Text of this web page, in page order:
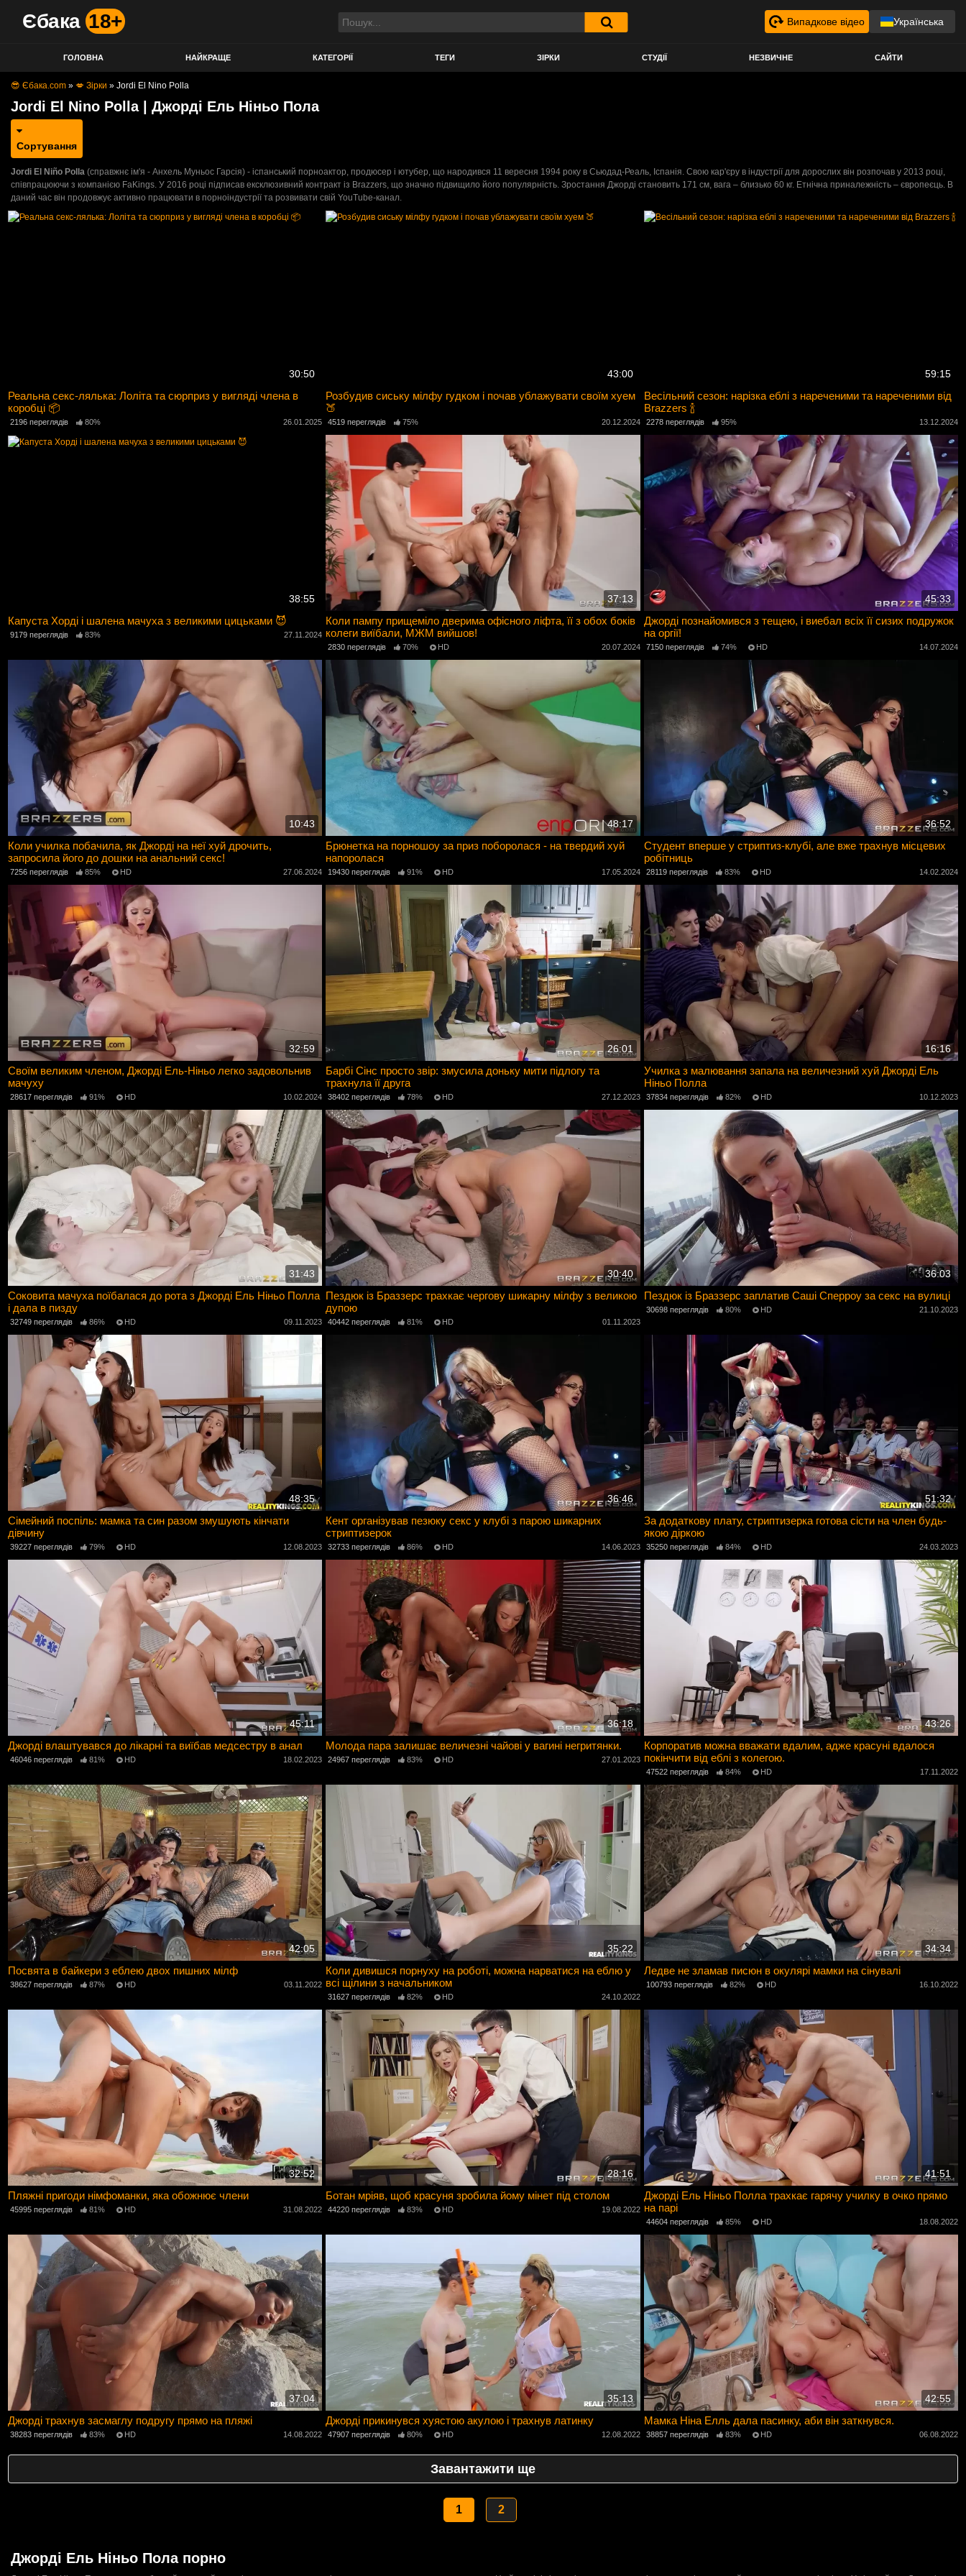
Єбака 18+ Випадкове відео Українська
ГОЛОВНА НАЙКРАЩЕ КАТЕГОРІЇ ТЕГИ ЗІРКИ СТУДІЇ НЕЗВИЧНЕ САЙТИ
😎 Єбака.com » 💋 Зірки » Jordi El Nino Polla
Jordi El Nino Polla | Джорді Ель Ніньо Пола
Сортування
Jordi El Niño Polla (справжнє ім'я - Анхель Муньос Гарсія) - іспанський порноактор, продюсер і ютубер, що народився 11 вересня 1994 року в Сьюдад-Реаль, Іспанія. Свою кар'єру в індустрії для дорослих він розпочав у 2013 році,
співпрацюючи з компанією FaKings. У 2016 році підписав ексклюзивний контракт із Brazzers, що значно підвищило його популярність. Зростання Джорді становить 171 см, вага – близько 60 кг. Етнічна приналежність – європеєць. В
даний час він продовжує активно працювати в порноіндустрії та розвивати свій YouTube-канал.
30:50
Реальна секс-лялька: Лоліта та сюрприз у вигляді члена в
коробці 📦
2196 переглядів 80% 26.01.2025
43:00
Розбудив сиську мілфу гудком і почав ублажувати своїм хуем
🍑
4519 переглядів 75% 20.12.2024
59:15
Весільний сезон: нарізка еблі з нареченими та нареченими від
Brazzers 🍾
2278 переглядів 95% 13.12.2024
38:55
Капуста Хорді і шалена мачуха з великими цицьками 😈
9179 переглядів 83% 27.11.2024
37:13
Коли пампу прищеміло дверима офісного ліфта, її з обох боків
колеги виїбали, МЖМ вийшов!
2830 переглядів 70% HD 20.07.2024
45:33
Джорді познайомився з тещею, і виебал всіх її сизих подружок
на оргії!
7150 переглядів 74% HD 14.07.2024
10:43
Коли училка побачила, як Джорді на неї хуй дрочить,
запросила його до дошки на анальний секс!
7256 переглядів 85% HD 27.06.2024
48:17
Брюнетка на порношоу за приз поборолася - на твердий хуй
напоролася
19430 переглядів 91% HD 17.05.2024
36:52
Студент вперше у стриптиз-клубі, але вже трахнув місцевих
робітниць
28119 переглядів 83% HD 14.02.2024
32:59
Своїм великим членом, Джорді Ель-Ніньо легко задовольнив
мачуху
28617 переглядів 91% HD 10.02.2024
26:01
Барбі Сінс просто звір: змусила доньку мити підлогу та
трахнула її друга
38402 переглядів 78% HD 27.12.2023
16:16
Училка з малювання запала на величезний хуй Джорді Ель
Ніньо Полла
37834 переглядів 82% HD 10.12.2023
31:43
Соковита мачуха поїбалася до рота з Джорді Ель Ніньо Полла
і дала в пизду
32749 переглядів 86% HD 09.11.2023
30:40
Пездюк із Браззерс трахкає чергову шикарну мілфу з великою
дупою
40442 переглядів 81% HD 01.11.2023
36:03
Пездюк із Браззерс заплатив Саші Сперроу за секс на вулиці
30698 переглядів 80% HD 21.10.2023
48:35
Сімейний поспіль: мамка та син разом змушують кінчати
дівчину
39227 переглядів 79% HD 12.08.2023
36:46
Кент організував пезюку секс у клубі з парою шикарних
стриптизерок
32733 переглядів 86% HD 14.06.2023
51:32
За додаткову плату, стриптизерка готова сісти на член будь-
якою діркою
35250 переглядів 84% HD 24.03.2023
45:11
Джорді влаштувався до лікарні та виїбав медсестру в анал
46046 переглядів 81% HD 18.02.2023
36:18
Молода пара залишає величезні чайові у вагині негритянки.
24967 переглядів 83% HD 27.01.2023
43:26
Корпоратив можна вважати вдалим, адже красуні вдалося
покінчити від еблі з колегою.
47522 переглядів 84% HD 17.11.2022
42:05
Посвята в байкери з еблею двох пишних мілф
38627 переглядів 87% HD 03.11.2022
35:22
Коли дивишся порнуху на роботі, можна нарватися на еблю у
всі щілини з начальником
31627 переглядів 82% HD 24.10.2022
34:34
Ледве не зламав писюн в окулярі мамки на сінувалі
100793 переглядів 82% HD 16.10.2022
32:52
Пляжні пригоди німфоманки, яка обожнює члени
45995 переглядів 81% HD 31.08.2022
28:16
Ботан мріяв, щоб красуня зробила йому мінет під столом
44220 переглядів 83% HD 19.08.2022
41:51
Джорді Ель Ніньо Полла трахкає гарячу училку в очко прямо
на парі
44604 переглядів 85% HD 18.08.2022
37:04
Джорді трахнув засмаглу подругу прямо на пляжі
38283 переглядів 83% HD 14.08.2022
35:13
Джорді прикинувся хуястою акулою і трахнув латинку
47907 переглядів 80% HD 12.08.2022
42:55
Мамка Ніна Елль дала пасинку, аби він заткнувся.
38857 переглядів 83% HD 06.08.2022
Завантажити ще
1 2
Джорді Ель Ніньо Пола порно